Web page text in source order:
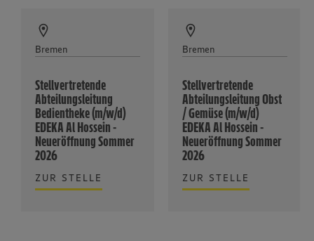
Bremen
Stellvertretende
Abteilungsleitung
Bedientheke (m/w/d)
EDEKA Al Hossein -
Neueröffnung Sommer
2026
ZUR STELLE
Bremen
Stellvertretende
Abteilungsleitung Obst
/ Gemüse (m/w/d)
EDEKA Al Hossein -
Neueröffnung Sommer
2026
ZUR STELLE